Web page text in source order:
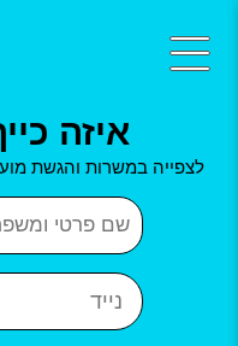
איזה
לצפייה במשרות והגשת
שם פרטי ושם
נייד